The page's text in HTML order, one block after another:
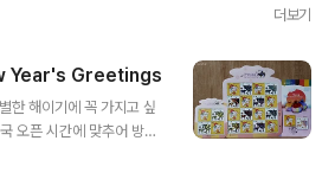
더보기
Year's Greetings
한 해이기에 꼭 가지고 싶
오픈 시간에 맞추어 방문
용도이다. 우체국 직원 분